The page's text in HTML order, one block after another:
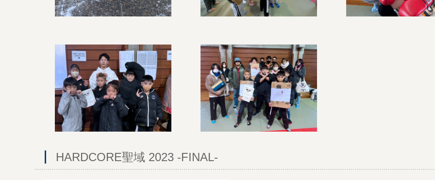
HARDCORE聖域 2023 -FINAL-